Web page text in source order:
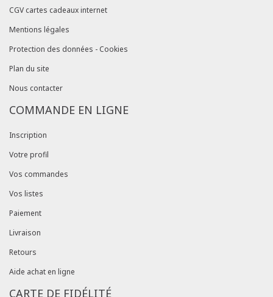
CGV cartes cadeaux internet
Mentions légales
Protection des données - Cookies
Plan du site
Nous contacter
COMMANDE EN LIGNE
Inscription
Votre profil
Vos commandes
Vos listes
Paiement
Livraison
Retours
Aide achat en ligne
CARTE DE FIDÉLITÉ